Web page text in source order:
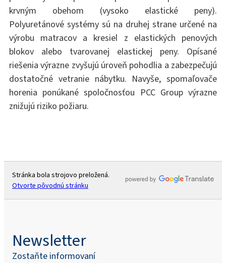
krvným obehom (vysoko elastické peny).
Polyuretánové systémy sú na druhej strane určené na
výrobu matracov a kresiel z elastických penových
blokov alebo tvarovanej elastickej peny. Opísané
riešenia výrazne zvyšujú úroveň pohodlia a zabezpečujú
dostatočné vetranie nábytku. Navyše, spomaľovače
horenia ponúkané spoločnosťou PCC Group výrazne
znižujú riziko požiaru.
Stránka bola strojovo preložená.
Otvorte pôvodnú stránku
Newsletter
Zostaňte informovaní